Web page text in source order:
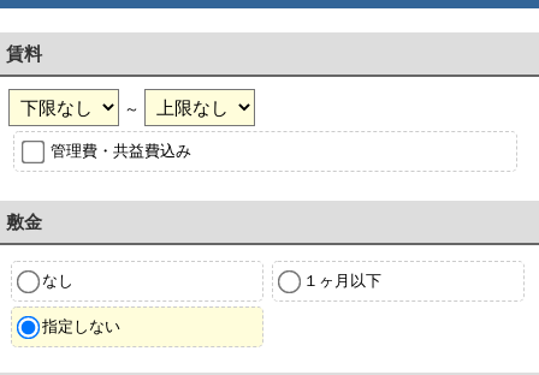
賃料
～
管理費・共益費込み
敷金
なし １ヶ月以下
指定しない